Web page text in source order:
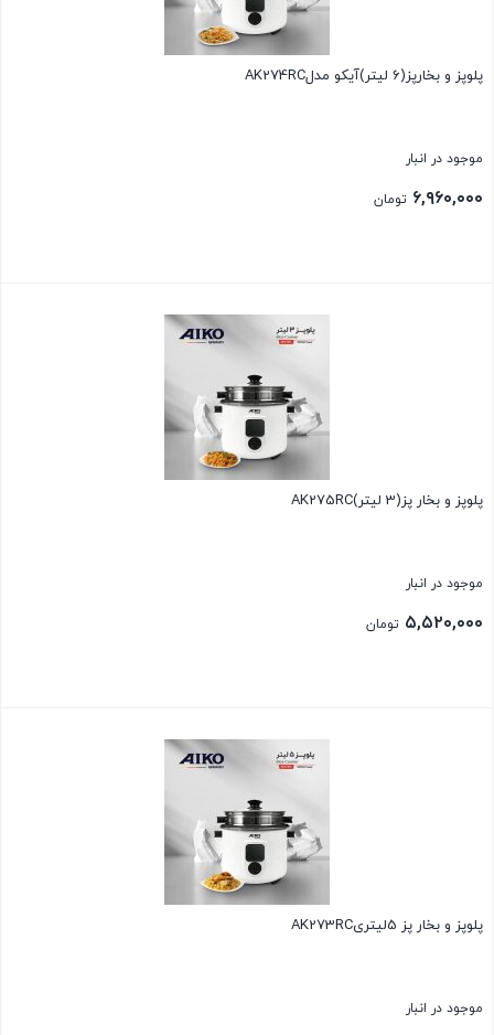
پلوپز و بخارپز(6 لیتر)آیکو مدلAK274RC
موجود در انبار
۶,۹۶۰,۰۰۰ تومان
پلوپز و بخار پز(3 لیتر)AK275RC
موجود در انبار
۵,۵۲۰,۰۰۰ تومان
پلوپز و بخار پز 5لیتریAK273RC
موجود در انبار